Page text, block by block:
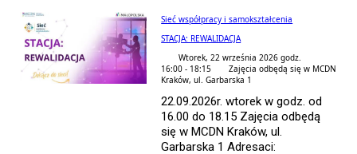
Sieć współpracy i samokształcenia
STACJA: REWALIDACJA
Wtorek, 22 września 2026 godz.
16:00 - 18:15
Zajęcia odbędą się w MCDN
Kraków, ul. Garbarska 1
22.09.2026r. wtorek w godz. od
16.00 do 18.15 Zajęcia odbędą
się w MCDN Kraków, ul.
Garbarska 1 Adresaci: